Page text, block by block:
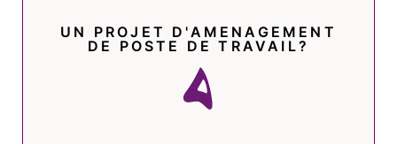
UN PROJET D'AMENAGEMENT
DE POSTE DE TRAVAIL?